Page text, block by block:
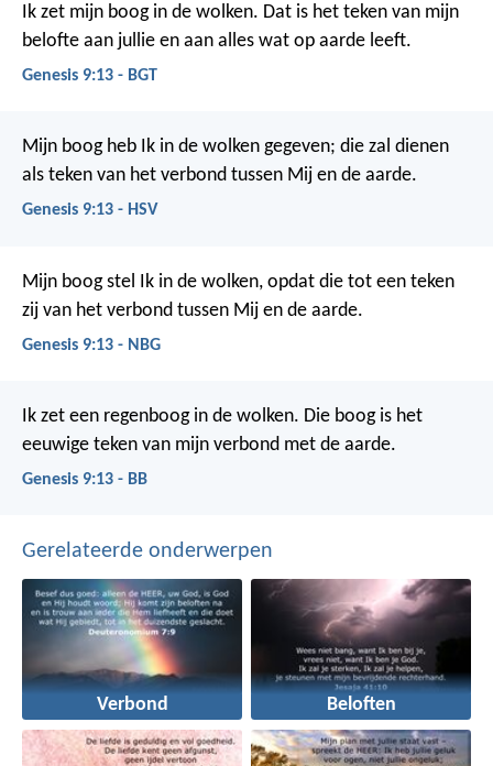
Ik zet mijn boog in de wolken. Dat is het teken van mijn
belofte aan jullie en aan alles wat op aarde leeft.
Genesis 9:13 - BGT
Mijn boog heb Ik in de wolken gegeven; die zal dienen
als teken van het verbond tussen Mij en de aarde.
Genesis 9:13 - HSV
Mijn boog stel Ik in de wolken, opdat die tot een teken
zij van het verbond tussen Mij en de aarde.
Genesis 9:13 - NBG
Ik zet een regenboog in de wolken. Die boog is het
eeuwige teken van mijn verbond met de aarde.
Genesis 9:13 - BB
Gerelateerde onderwerpen
Verbond Beloften